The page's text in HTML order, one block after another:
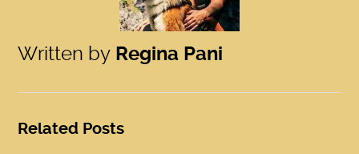
Written by Regina Pani
Related Posts